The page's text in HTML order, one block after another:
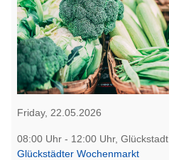
Friday, 22.05.2026
08:00 Uhr - 12:00 Uhr, Glückstadt
Glückstädter Wochenmarkt